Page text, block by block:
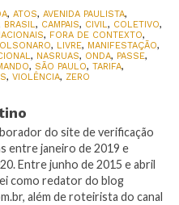
, ATOS, AVENIDA PAULISTA,
BRASIL, CAMPAIS, CIVIL, COLETIVO,
, FORA DE CONTEXTO,
, LIVRE, MANIFESTAÇÃO,
, NASRUAS, ONDA, PASSE,
, SÃO PAULO, TARIFA,
, VIOLÊNCIA, ZERO
do site de verificação
entre janeiro de 2019 e
Entre junho de 2015 e abril
como redator do blog
além de roteirista do canal